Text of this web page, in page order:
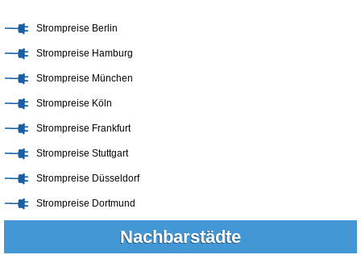
Strompreise Berlin
Strompreise Hamburg
Strompreise München
Strompreise Köln
Strompreise Frankfurt
Strompreise Stuttgart
Strompreise Düsseldorf
Strompreise Dortmund
Nachbarstädte